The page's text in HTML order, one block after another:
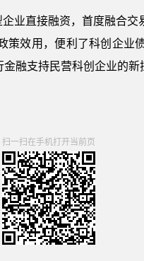
业直接融资，首度融合
效用，便利了科创企业
融支持民营科创企业的新
扫一扫在手机打开当前页